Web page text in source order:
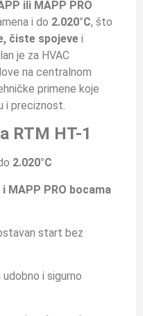
ili MAPP PRO
i do 2.020°C, što
čiste spojeve i
je za HVAC
na centralnom
primene koje
i preciznost.
RTM HT-1
2.020°C
i MAPP PRO bocama
start bez
udobno i sigurno